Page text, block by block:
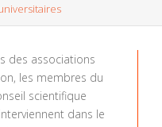
des associations
les membres du
scientifique
dans le